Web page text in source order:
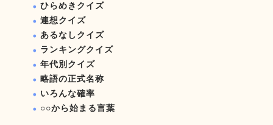
ひらめきクイズ
連想クイズ
あるなしクイズ
ランキングクイズ
年代別クイズ
略語の正式名称
いろんな確率
○○から始まる言葉